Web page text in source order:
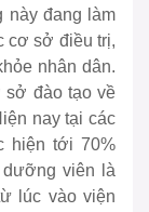
này đang làm
cơ sở điều trị,
nhân dân.
sở đào tạo về
nay tại các
hiện tới 70%
viên là
lúc vào viện